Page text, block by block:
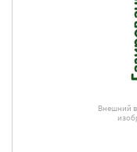
Внешний